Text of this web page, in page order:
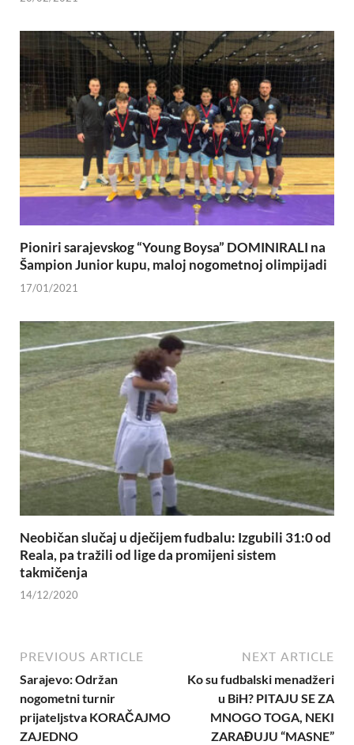
Pioniri sarajevskog “Young Boysa” DOMINIRALI na
Šampion Junior kupu, maloj nogometnoj olimpijadi
17/01/2021
Neobičan slučaj u dječijem fudbalu: Izgubili 31:0 od
Reala, pa tražili od lige da promijeni sistem
takmičenja
14/12/2020
PREVIOUS ARTICLE
Sarajevo: Održan
nogometni turnir
prijateljstva KORAČAJMO
ZAJEDNO
NEXT ARTICLE
Ko su fudbalski menadžeri
u BiH? PITAJU SE ZA
MNOGO TOGA, NEKI
ZARAĐUJU “MASNE”